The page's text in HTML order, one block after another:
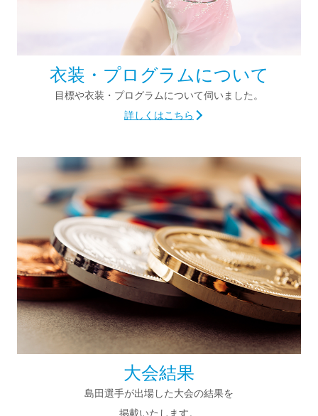
衣装・プログラムについて
目標や衣装・プログラムについて伺いました。
詳しくはこちら
大会結果
島田選手が出場した大会の結果を
掲載いたします。